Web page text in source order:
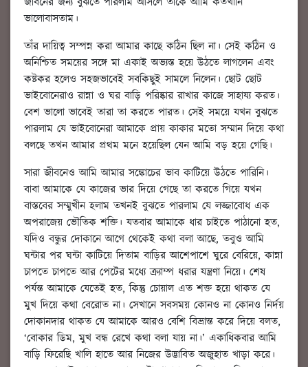
ভালোবাসতাম।
তাঁর দায়িত্ব সম্পন্ন করা আমার কাছে কঠিন ছিল না। সেই কঠিন ও
অনিশ্চিত সময়ের সঙ্গে মা একাই অভ্যস্ত হয়ে উঠতে লাগলেন এবং
কষ্টকর হলেও সহজভাবেই সবকিছুই সামলে নিলেন। ছোট ছোট
ভাইবোনেরাও রান্না ও ঘর বাড়ি পরিষ্কার রাখার কাজে সাহায্য করত।
বেশ ভালো ভাবেই তারা তা করতে পারত। সেই সময়ে যখন বুঝতে
পারলাম যে ভাইবোনেরা আমাকে প্রায় কাকার মতো সম্মান দিয়ে কথা
বলছে তখন আমার প্রথম মনে হয়েছিল যেন আমি বড় হয়ে গেছি।
সারা জীবনেও আমি আমার সঙ্কোচের ভাব কাটিয়ে উঠতে পারিনি।
বাবা আমাকে যে কাজের ভার দিয়ে গেছে তা করতে গিয়ে যখন
বাস্তবের সম্মুখীন হলাম তখনই বুঝতে পারলাম যে লজ্জাবোধ এক
অপরাজেয় ভৌতিক শক্তি। যতবার আমাকে ধার চাইতে পাঠানো হত,
যদিও বন্ধুর দোকানে আগে থেকেই কথা বলা আছে, তবুও আমি
ঘন্টার পর ঘন্টা কাটিয়ে দিতাম বাড়ির আশেপাশে ঘুরে বেরিয়ে, কান্না
চাপতে চাপতে আর পেটের মধ্যে ক্র্যাম্প ধরার যন্ত্রণা নিয়ে। শেষ
পর্যন্ত আমাকে যেতেই হত, কিন্তু চোয়াল এত শক্ত হয়ে থাকত যে
মুখ দিয়ে কথা বেরোত না। সেখানে সবসময় কোনও না কোনও নির্দয়
দোকানদার থাকত যে আমাকে আরও বেশি বিভ্রান্ত করে দিয়ে বলত,
‘বোকার ডিম, মুখ বন্ধ রেখে কথা বলা যায় না।’ একাধিকবার আমি
বাড়ি ফিরেছি খালি হাতে আর নিজের উদ্ভাবিত অজুহাত খাড়া করে।